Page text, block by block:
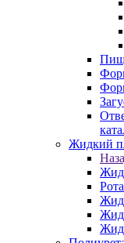
Жидкий